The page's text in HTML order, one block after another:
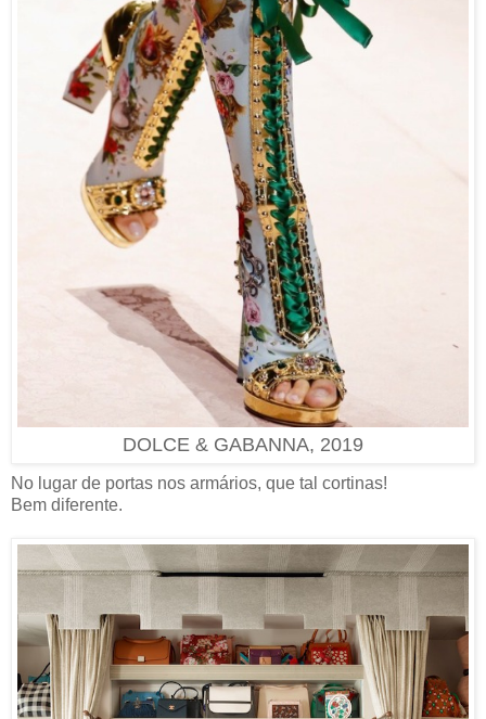
DOLCE & GABANNA, 2019
No lugar de portas nos armários, que tal cortinas!
Bem diferente.